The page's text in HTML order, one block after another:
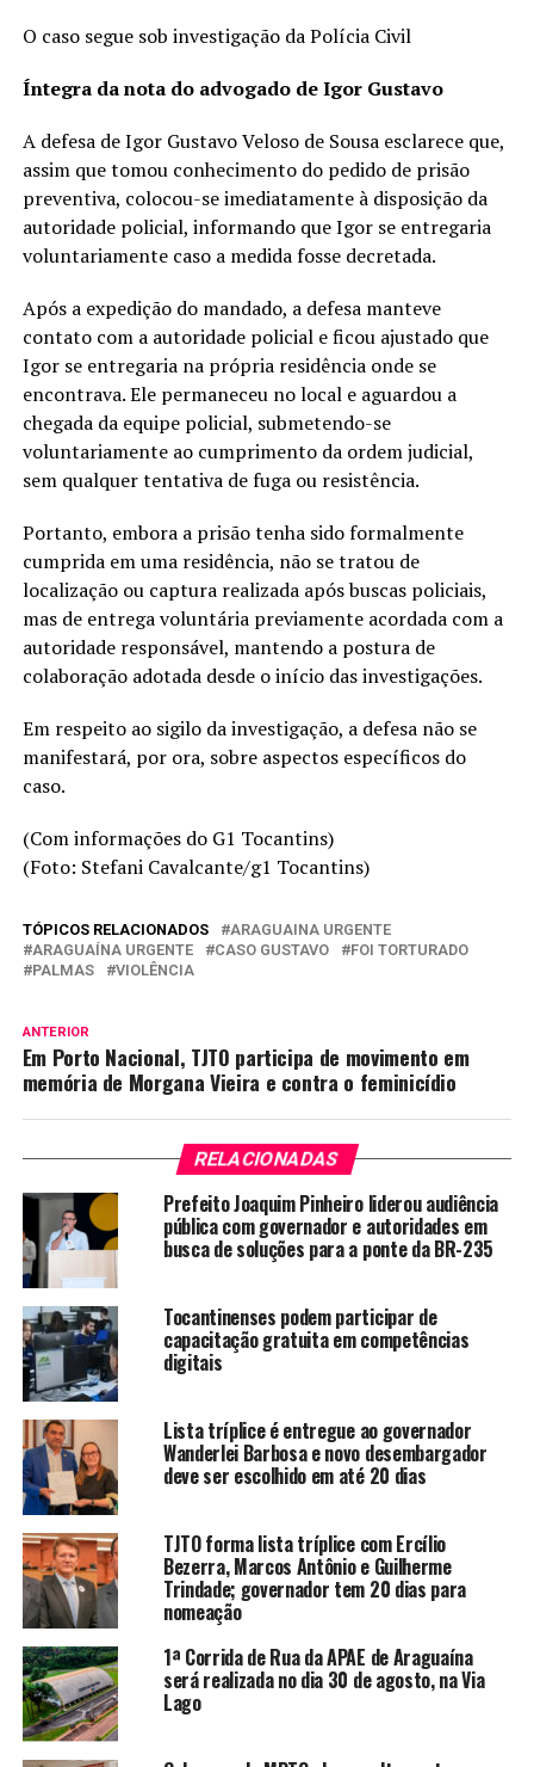
O caso segue sob investigação da Polícia Civil
Íntegra da nota do advogado de Igor Gustavo
A defesa de Igor Gustavo Veloso de Sousa esclarece que,
assim que tomou conhecimento do pedido de prisão
preventiva, colocou-se imediatamente à disposição da
autoridade policial, informando que Igor se entregaria
voluntariamente caso a medida fosse decretada.
Após a expedição do mandado, a defesa manteve
contato com a autoridade policial e ficou ajustado que
Igor se entregaria na própria residência onde se
encontrava. Ele permaneceu no local e aguardou a
chegada da equipe policial, submetendo-se
voluntariamente ao cumprimento da ordem judicial,
sem qualquer tentativa de fuga ou resistência.
Portanto, embora a prisão tenha sido formalmente
cumprida em uma residência, não se tratou de
localização ou captura realizada após buscas policiais,
mas de entrega voluntária previamente acordada com a
autoridade responsável, mantendo a postura de
colaboração adotada desde o início das investigações.
Em respeito ao sigilo da investigação, a defesa não se
manifestará, por ora, sobre aspectos específicos do
caso.
(Com informações do G1 Tocantins)
(Foto: Stefani Cavalcante/g1 Tocantins)
TÓPICOS RELACIONADOS
ARAGUAINA URGENTE
ARAGUAÍNA URGENTE
CASO GUSTAVO
FOI TORTURADO
PALMAS
VIOLÊNCIA
ANTERIOR
Em Porto Nacional, TJTO participa de movimento em
memória de Morgana Vieira e contra o feminicídio
RELACIONADAS
Prefeito Joaquim Pinheiro liderou audiência
pública com governador e autoridades em
busca de soluções para a ponte da BR-235
Tocantinenses podem participar de
capacitação gratuita em competências
digitais
Lista tríplice é entregue ao governador
Wanderlei Barbosa e novo desembargador
deve ser escolhido em até 20 dias
TJTO forma lista tríplice com Ercílio
Bezerra, Marcos Antônio e Guilherme
Trindade; governador tem 20 dias para
nomeação
1ª Corrida de Rua da APAE de Araguaína
será realizada no dia 30 de agosto, na Via
Lago